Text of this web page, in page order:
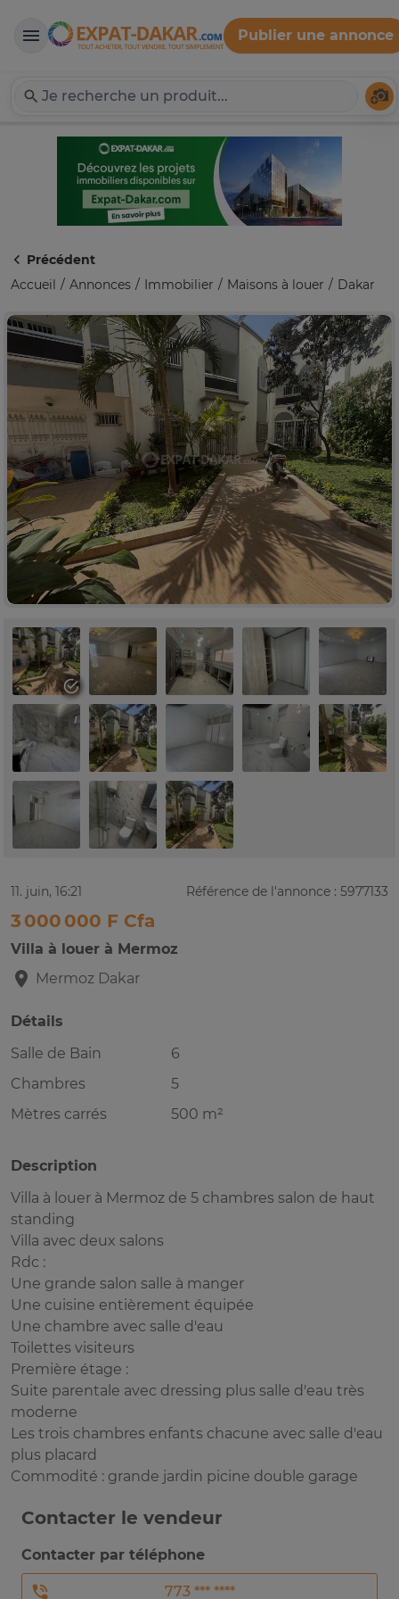
Expat-Dakar
Publier une annonce
Précédent
Accueil
Annonces Immobilier Maisons à louer Dakar
11. juin, 16:21 Référence de l'annonce : 5977133
3 000 000 F Cfa
Villa à louer à Mermoz
Mermoz Dakar
Détails
Salle de Bain
6
Chambres
5
Mètres carrés
500 m²
Description
Villa à louer à Mermoz de 5 chambres salon de haut
standing
Villa avec deux salons
Rdc :
Une grande salon salle à manger
Une cuisine entièrement équipée
Une chambre avec salle d'eau
Toilettes visiteurs
Première étage :
Suite parentale avec dressing plus salle d'eau très
moderne
Les trois chambres enfants chacune avec salle d'eau
plus placard
Commodité : grande jardin picine double garage
Contacter le vendeur
Contacter par téléphone
773 *** ****